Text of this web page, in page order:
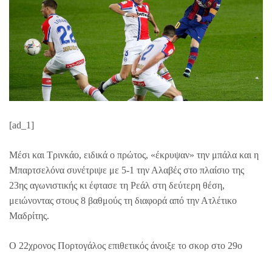
[ad_1]
Μέσι και Τρινκάο, ειδικά ο πρώτος, «έκρυψαν» την μπάλα και η
Μπαρτσελόνα συνέτριψε με 5-1 την Αλαβές στο πλαίσιο της
23ης αγωνιστικής κι έφτασε τη Ρεάλ στη δεύτερη θέση,
μειώνοντας στους 8 βαθμούς τη διαφορά από την Ατλέτικο
Μαδρίτης.
Ο 22χρονος Πορτογάλος επιθετικός άνοιξε το σκορ στο 29ο